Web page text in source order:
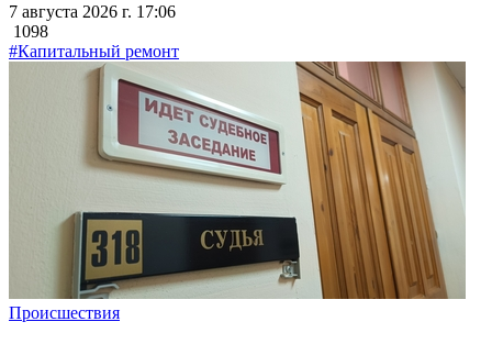
7 августа 2026 г. 17:06
1098
#Капитальный ремонт
Происшествия